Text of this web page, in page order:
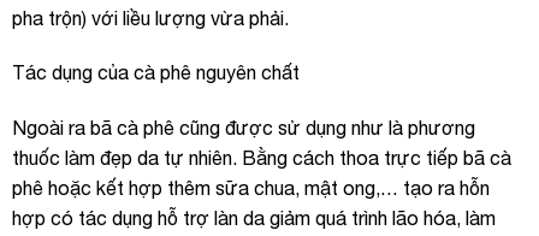
pha trộn) với liều lượng vừa phải.
Tác dụng của cà phê nguyên chất
Ngoài ra bã cà phê cũng được sử dụng như là phương
thuốc làm đẹp da tự nhiên. Bằng cách thoa trực tiếp bã cà
phê hoặc kết hợp thêm sữa chua, mật ong,… tạo ra hỗn
hợp có tác dụng hỗ trợ làn da giảm quá trình lão hóa, làm